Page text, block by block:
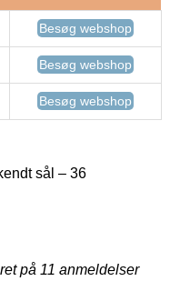
Besøg webshop
Besøg webshop
Besøg webshop
sål – 36
på 11 anmeldelser